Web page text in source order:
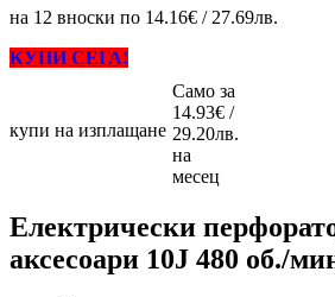
на 12 вноски по 14.16€ / 27.69лв.
КУПИ СЕГА!
купи на изплащане
Само за
14.93€ /
29.20лв.
на
месец
Електрически
аксесоари 10J 480 об./